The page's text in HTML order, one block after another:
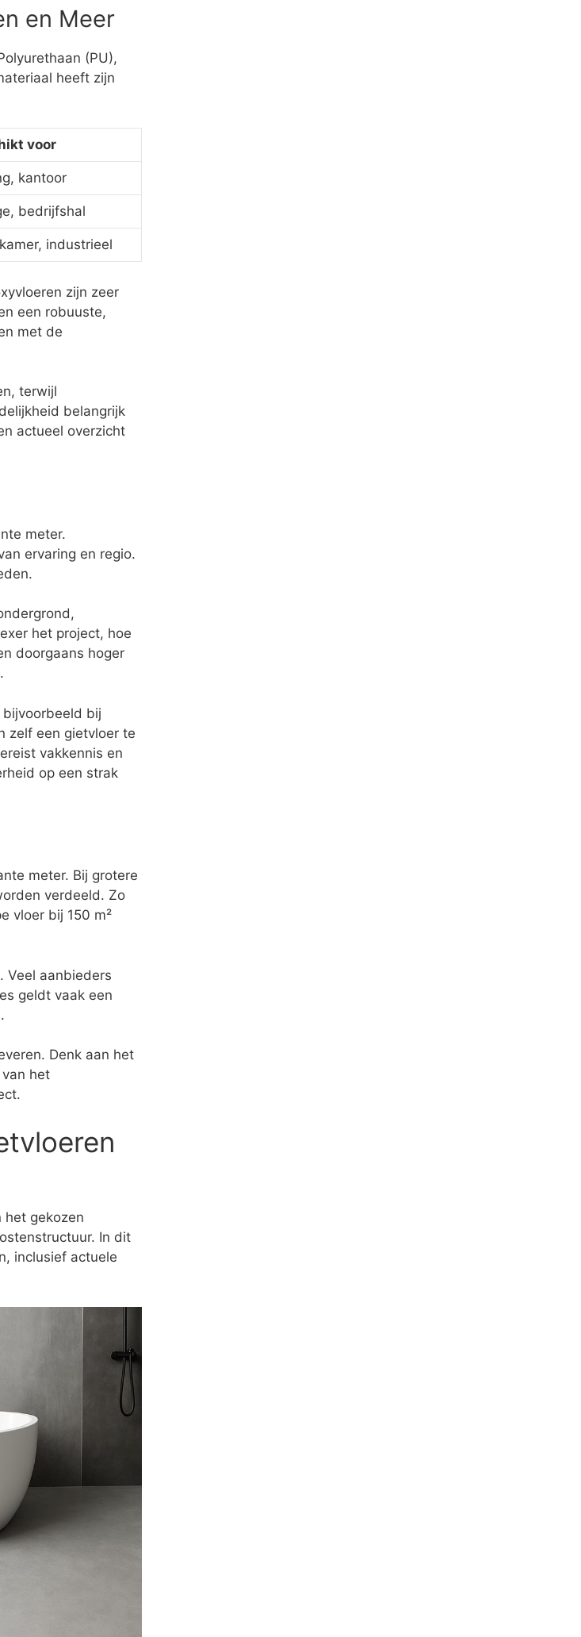
en Meer
(PU),
heeft zijn
voor
kantoor
bedrijfshal
industrieel
zijn zeer
een robuuste,
met de
terwijl
belangrijk
actueel overzicht
meter.
ervaring en regio.
het project, hoe
doorgaans hoger
bij
zelf een gietvloer te
vakkennis en
op een strak
meter. Bij grotere
verdeeld. Zo
vloer bij 150 m²
Veel aanbieders
geldt vaak een
Denk aan het
het
het gekozen
In dit
inclusief actuele